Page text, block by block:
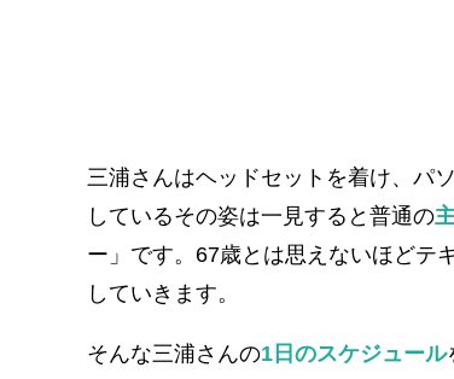
三浦さんはヘッドセットを着け、パ
しているその姿は一見すると普通の
ー」です。67歳とは思えないほどテ
していきます。
そんな三浦さんの1日のスケジュール